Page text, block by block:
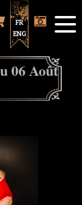
FR
ENG
06 Août